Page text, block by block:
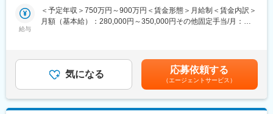
■ポジションの魅力点：
環境管理担当としてのご経験が豊富な方がご活躍できる環境で
環境管理担当としてのプロフェッショナルとして活躍いただくこ
とも、将来的にキャリアを広げることも可能です。
■組織構成：
・北日本支社の環境グループは、４名（総合職2名・アシスタント
親会社である 高砂熱学工業株式会社（東証プライム上場） からの
案件をはじめ、大型案件にも携わるチャンスあり
【この仕事の魅力】
大規模案件の現場監督として、安全・品質・工程を総合的にマネ
ジメントできる経験が積める
技術力とマネジメント力を両立させ、キャリアアップを目指せる
給与
＜予定年収＞750万円～900万円＜賃金形態＞月給制＜賃金内訳＞
月額（基本給）：280,000円～350,000円その他固定手当/月：
／昨年度実績8ヶ月分）※業績に応じて別途、成果配分賞与あり
（3月）賃金はあくまでも目安の金額であり、選考を通じて上下す
る可能性があります。月給(月額)は固定手当を含めた表記です。
気になる 応募依頼する
（エージェントサービス）